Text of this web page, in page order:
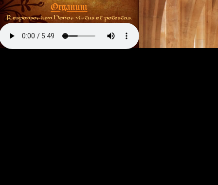
Organum
Responsorium Honor virtus et potestas.